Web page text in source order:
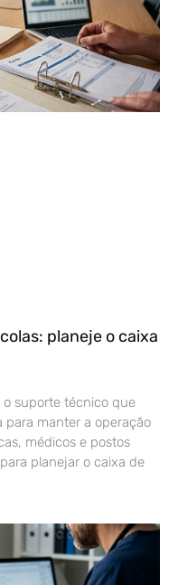
planeje o caixa
o suporte técnico que
para manter a operação
médicos e postos
planejar o caixa de